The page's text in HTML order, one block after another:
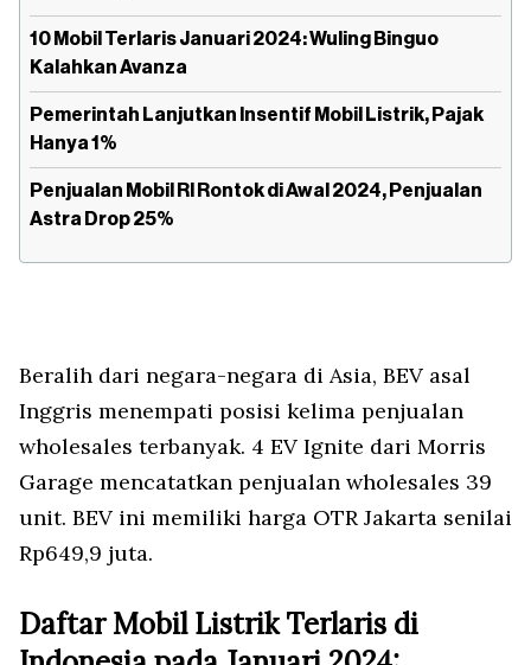
10 Mobil Terlaris Januari 2024: Wuling Binguo
Kalahkan Avanza
Pemerintah Lanjutkan Insentif Mobil Listrik, Pajak
Hanya 1%
Penjualan Mobil RI Rontok di Awal 2024, Penjualan
Astra Drop 25%
Beralih dari negara-negara di Asia, BEV asal
Inggris menempati posisi kelima penjualan
wholesales terbanyak. 4 EV Ignite dari Morris
Garage mencatatkan penjualan wholesales 39
unit. BEV ini memiliki harga OTR Jakarta senilai
Rp649,9 juta.
Daftar Mobil Listrik Terlaris di